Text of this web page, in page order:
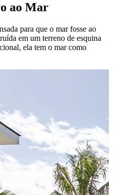
ao Mar
para que o mar fosse ao
em um terreno de esquina
ela tem o mar como